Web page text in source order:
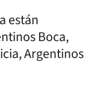
están
Boca,
Argentinos